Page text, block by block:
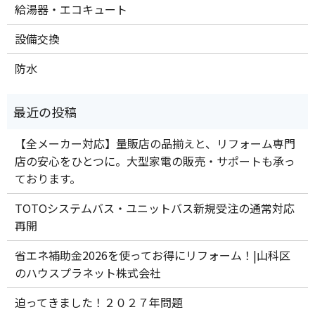
給湯器・エコキュート
設備交換
防水
【全メーカー対応】量販店の品揃えと、リフォーム専門
店の安心をひとつに。大型家電の販売・サポートも承っ
ております。
TOTOシステムバス・ユニットバス新規受注の通常対応
再開
省エネ補助金2026を使ってお得にリフォーム！|山科区
のハウスプラネット株式会社
迫ってきました！２０２７年問題